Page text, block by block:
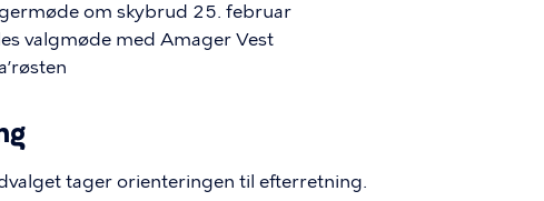
om skybrud 25. februar
valgmøde med Amager Vest
tager orienteringen til efterretning.